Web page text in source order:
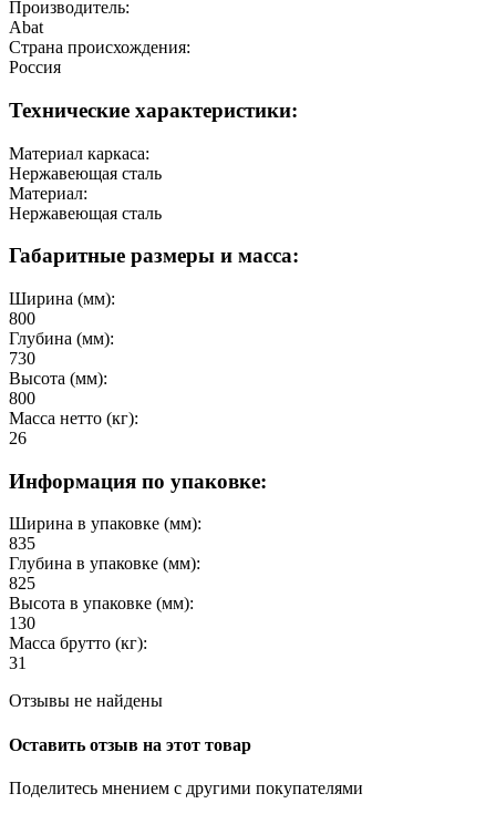
Производитель:
Abat
Страна происхождения:
Россия
Технические характеристики:
Материал каркаса:
Нержавеющая сталь
Материал:
Нержавеющая сталь
Габаритные размеры и масса:
Ширина (мм):
800
Глубина (мм):
730
Высота (мм):
800
Масса нетто (кг):
26
Информация по упаковке:
Ширина в упаковке (мм):
835
Глубина в упаковке (мм):
825
Высота в упаковке (мм):
130
Масса брутто (кг):
31
Отзывы не найдены
Оставить отзыв на этот товар
Поделитесь мнением с другими покупателями